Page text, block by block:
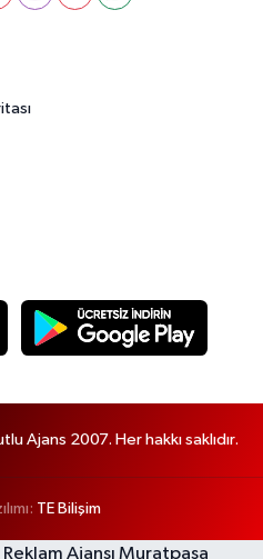
Ajans 2007. Her hakkı saklıdır.
TE Bilişim
Reklam Ajansı Muratpaşa